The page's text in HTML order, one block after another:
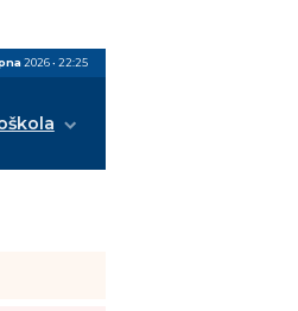
2026• 22:25